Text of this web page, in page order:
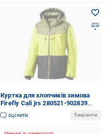
Куртка для хлопчиків зимова
Firefly Cali jrs 280521-902839
жовта
оцінити 5 варіантів